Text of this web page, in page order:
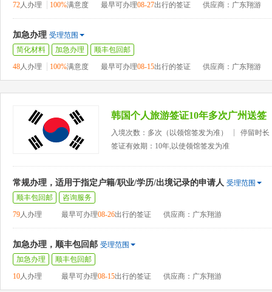
72人办理 100%满意度 最早可办理08-27出行的签证 供应商：广东翔游
加急办理 受理范围
简化材料
加急办理
顺丰包回邮
48人办理 100%满意度 最早可办理08-15出行的签证 供应商：广东翔游
韩国个人旅游签证10年多次广州送签
入境次数：多次（以领馆签发为准）
停留时长
签证有效期：10年,以使领馆签发为准
常规办理，适用于指定户籍/职业/学历/出境记录的申请人 受理范围
顺丰包回邮
咨询服务
79人办理 最早可办理08-26出行的签证 供应商：广东翔游
加急办理，顺丰包回邮 受理范围
加急办理
顺丰包回邮
10人办理 最早可办理08-15出行的签证 供应商：广东翔游